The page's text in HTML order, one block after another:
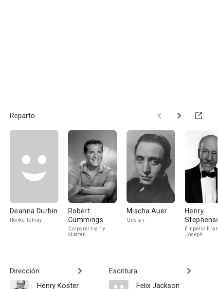
Reparto
Deanna Durbin
Ilonka Tolnay
Robert
Cummings
Corporal Harry
Marten
Mischa Auer
Gustav
Henry
Emperor
Joseph
Dirección
Henry Koster
Escritura
Felix Jackson